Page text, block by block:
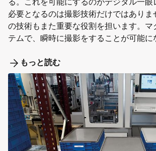
る。これを可能にするのがデジタル一眼
必要となるのは撮影技術だけではありま
の技術もまた重要な役割を担います。マ
テムで、瞬時に撮影をすることが可能に
もっと読む